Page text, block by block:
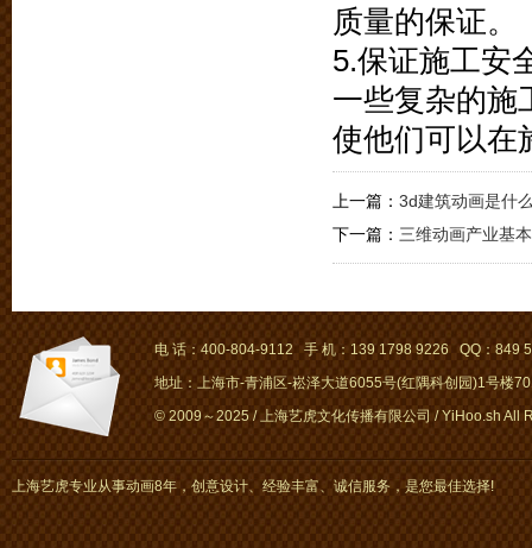
质量的保证。
5.保证施工安
一些复杂的施
使他们可以在
上一篇： 3d建筑动画是什
下一篇： 三维动画产业基
电 话：400-804-9112 手 机：139 1798 9226 QQ：849
地址：上海市-青浦区-崧泽大道6055号(红隅科创园)1号楼
© 2009～2025 / 上海艺虎文化传播有限公司 / YiHoo.sh All
上海艺虎专业从事动画8年，创意设计、经验丰富、诚信服务，是您最佳选择!